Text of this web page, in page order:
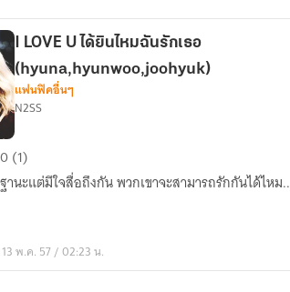
I LOVE U ได้ยินไหมฉันรักเธอ
(hyuna,hyunwoo,joohyuk)
แฟนฟิคอื่นๆ
N2SS
(1)
านะแต่มีใจสื่อถึงกัน พวกเขาจะสามารถรักกันได้ไหม..
พ.ค. 57 / 02:23 น.